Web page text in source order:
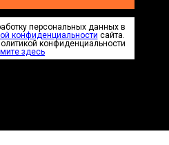
персональных данных в
конфиденциальности сайта.
конфиденциальности
здесь